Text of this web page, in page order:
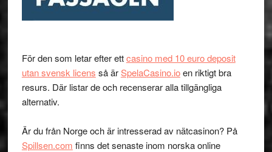
För den som letar efter ettcasino med 10 euro deposit
utan svensk licens så ärSpelaCasino.ioen riktigt bra
resurs. Där listar de och recenserar alla tillgängliga
alternativ.
Är du från Norge och är intresserad av nätcasinon? På
Spillsen.com finns det senaste inom norska online